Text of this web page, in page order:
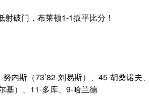
破门，布莱顿1-1扳平比分！
内斯（73’82-刘易斯）、45-胡桑诺夫
基）、11-多库、9-哈兰德